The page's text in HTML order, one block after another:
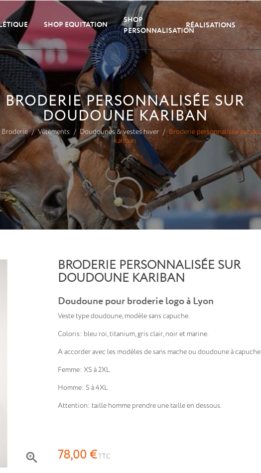
SHOP EQUITATION
SHOP
PERSONNALISATION
RÉALISATIONS
BRODERIE PERSONNALISÉE SUR
DOUDOUNE KARIBAN
Broderie Vêtements Doudounes & vestes hiver
Broderie personnalisée sur
kariban

BRODERIE PERSONNALISÉE SUR
DOUDOUNE KARIBAN
Doudoune pour broderie logo à Lyon
Veste type doudoune, modèle sans capuche.
Coloris: bleu roi, titanium, gris clair, noir et marine.
A accorder avec les modèles de sans mache ou doudoune à capuche.
Femme: XS à 2XL
Homme: S à 4XL
Attention: taille homme prendre une taille en dessous.
78,00 €TTC